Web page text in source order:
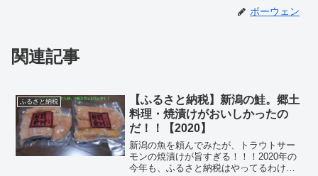
ボーウェン
関連記事
ふるさと納税
【ふるさと納税】新潟の鮭。郷土
料理・焼漬けがおいしかったの
だ！！【2020】
新潟の魚を頼んでみたが、トラウトサー
モンの焼漬けが旨すぎる！！！2020年の
今年も、ふるさと納税はやってるわけだ